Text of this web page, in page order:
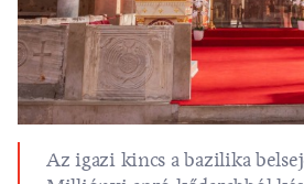
Az igazi kincs a bazilika